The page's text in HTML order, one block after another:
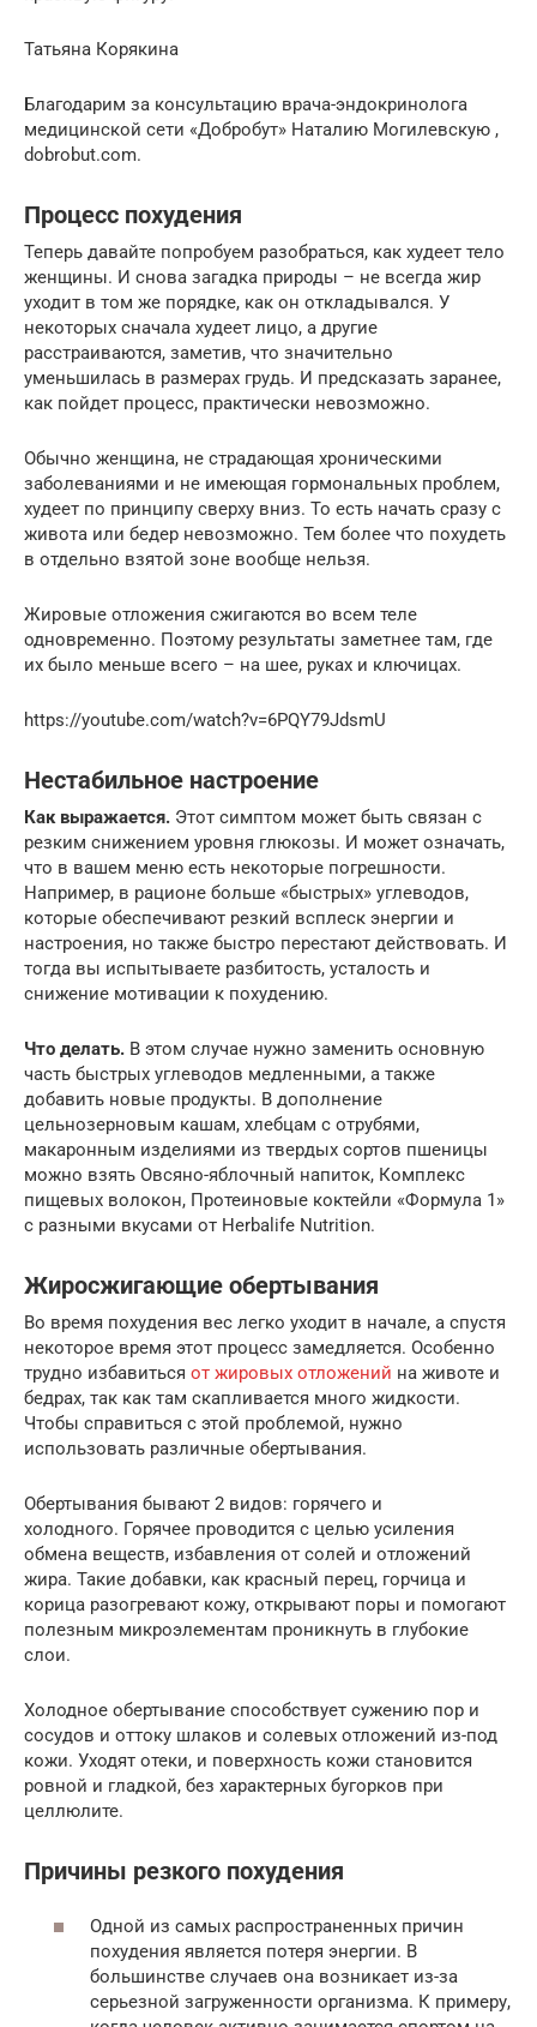
Татьяна Корякина
Благодарим за консультацию врача-эндокринолога
медицинской сети «Добробут» Наталию Могилевскую ,
dobrobut.com.
Процесс похудения
Теперь давайте попробуем разобраться, как худеет тело
женщины. И снова загадка природы – не всегда жир
уходит в том же порядке, как он откладывался. У
некоторых сначала худеет лицо, а другие
расстраиваются, заметив, что значительно
уменьшилась в размерах грудь. И предсказать заранее,
как пойдет процесс, практически невозможно.
Обычно женщина, не страдающая хроническими
заболеваниями и не имеющая гормональных проблем,
худеет по принципу сверху вниз. То есть начать сразу с
живота или бедер невозможно. Тем более что похудеть
в отдельно взятой зоне вообще нельзя.
Жировые отложения сжигаются во всем теле
одновременно. Поэтому результаты заметнее там, где
их было меньше всего – на шее, руках и ключицах.
https://youtube.com/watch?v=6PQY79JdsmU
Нестабильное настроение
Как выражается. Этот симптом может быть связан с
резким снижением уровня глюкозы. И может означать,
что в вашем меню есть некоторые погрешности.
Например, в рационе больше «быстрых» углеводов,
которые обеспечивают резкий всплеск энергии и
настроения, но также быстро перестают действовать. И
тогда вы испытываете разбитость, усталость и
снижение мотивации к похудению.
Что делать. В этом случае нужно заменить основную
часть быстрых углеводов медленными, а также
добавить новые продукты. В дополнение
цельнозерновым кашам, хлебцам с отрубями,
макаронным изделиями из твердых сортов пшеницы
можно взять Овсяно-яблочный напиток, Комплекс
пищевых волокон, Протеиновые коктейли «Формула 1»
с разными вкусами от Herbalife Nutrition.
Жиросжигающие обертывания
Во время похудения вес легко уходит в начале, а спустя
некоторое время этот процесс замедляется. Особенно
трудно избавиться от жировых отложений на животе и
бедрах, так как там скапливается много жидкости.
Чтобы справиться с этой проблемой, нужно
использовать различные обертывания.
Обертывания бывают 2 видов: горячего и
холодного. Горячее проводится с целью усиления
обмена веществ, избавления от солей и отложений
жира. Такие добавки, как красный перец, горчица и
корица разогревают кожу, открывают поры и помогают
полезным микроэлементам проникнуть в глубокие
слои.
Холодное обертывание способствует сужению пор и
сосудов и оттоку шлаков и солевых отложений из-под
кожи. Уходят отеки, и поверхность кожи становится
ровной и гладкой, без характерных бугорков при
целлюлите.
Причины резкого похудения
Одной из самых распространенных причин
похудения является потеря энергии. В
большинстве случаев она возникает из-за
серьезной загруженности организма. К примеру,